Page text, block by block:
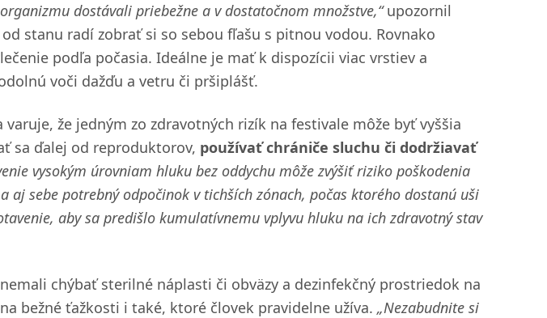
dostávali priebežne a v dostatočnom množstve,“upozornil
stanu radí zobrať si so sebou fľašu s pitnou vodou. Rovnako
podľa počasia. Ideálne je mať k dispozícii viac vrstiev a
voči dažďu a vetru či pršiplášť.
že jedným zo zdravotných rizík na festivale môže byť vyššia
sa ďalej od reproduktorov, používať chrániče sluchu či dodržiavať
vysokým úrovniam hluku bez oddychu môže zvýšiť riziko poškodenia
aj sebe potrebný odpočinok v tichších zónach, počas ktorého dostanú uši
aby sa predišlo kumulatívnemu vplyvu hluku na ich zdravotný stav
chýbať sterilné náplasti či obväzy a dezinfekčný prostriedok na
bežné ťažkosti i také, ktoré človek pravidelne užíva. „Nezabudnite si